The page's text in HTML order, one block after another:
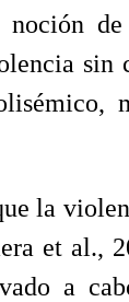
de
sin
la
et al.,
a